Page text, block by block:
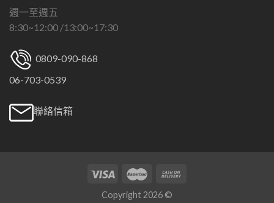
週一至週五
8:30~12:00 /13:00~17:30
0809-090-868
06-703-0539
聯絡信箱
Copyright 2026 ©